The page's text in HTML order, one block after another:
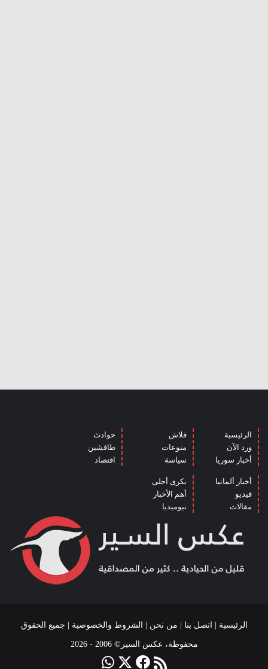
الرئيسية
ورد الآن
أخبار سوريا
فلاش
منوعات
سياسة
حوادث
طافشين
اقتصاد
أخبار ألمانيا
فيديو
مقالات
بكرى أحلى
أهم الأخبار
نيوميديا
الرئيسية | اتصل بنا | من نحن | الشروط والخصوصية | جميع الحقوق
محفوظة، عكس السير© 2006 - 2026